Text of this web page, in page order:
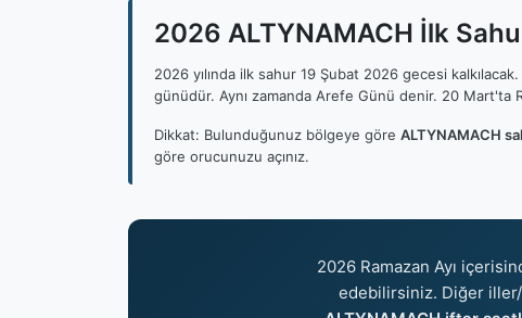
2026 ALTYNAMACH İlk
2026 yılında ilk sahur 19 Şubat 2026 gecesi
günüdür. Aynı zamanda Arefe Günü denir. 20 Mart'ta
Dikkat: Bulunduğunuz bölgeye göre ALTYNAMACH
göre orucunuzu açınız.
2026 Ramazan Ayı
edebilirsiniz. Diğer